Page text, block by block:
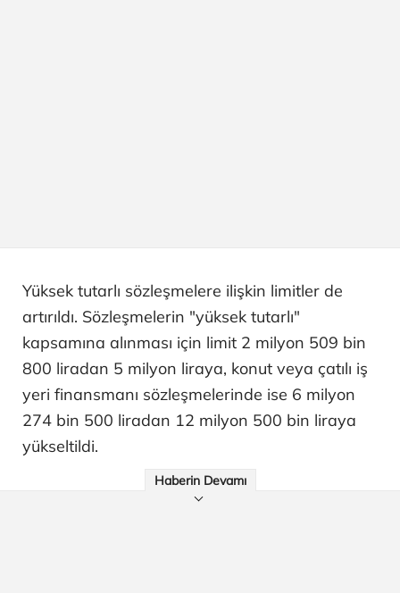
Yüksek tutarlı sözleşmelere ilişkin limitler de
artırıldı. Sözleşmelerin "yüksek tutarlı"
kapsamına alınması için limit 2 milyon 509 bin
800 liradan 5 milyon liraya, konut veya çatılı iş
yeri finansmanı sözleşmelerinde ise 6 milyon
274 bin 500 liradan 12 milyon 500 bin liraya
yükseltildi.
Haberin Devamı